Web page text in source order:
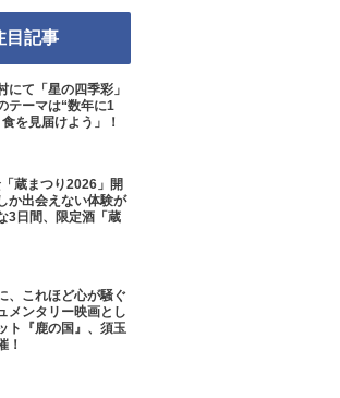
目記事
にて「星の四季彩」
テーマは“数年に1
を見届けよう」！
蔵まつり2026」開
出会えない体験が
3日間、限定酒「蔵
、これほど心が騒ぐ
ンタリー映画とし
ト『鹿の国』、須玉
！